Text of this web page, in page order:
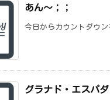
あん～；；
今日からカウントダウン
グラナド・エスパ